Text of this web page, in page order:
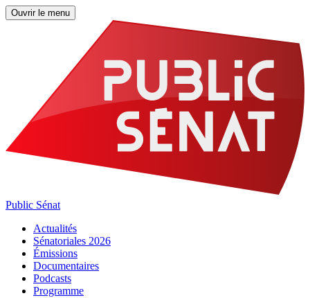
Ouvrir le menu
Public Sénat
Actualités
Sénatoriales 2026
Émissions
Documentaires
Podcasts
Programme